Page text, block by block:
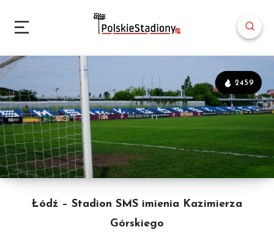
Łódź – Stadion SMS imienia Kazimierza
Górskiego
2459